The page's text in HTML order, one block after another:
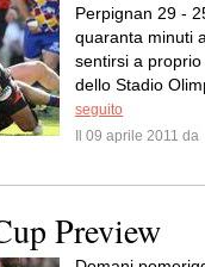
Perpignan 29 -
quaranta minuti
sentirsi a
dello Stadio
seguito
Il 09 aprile 2011 da
Preview